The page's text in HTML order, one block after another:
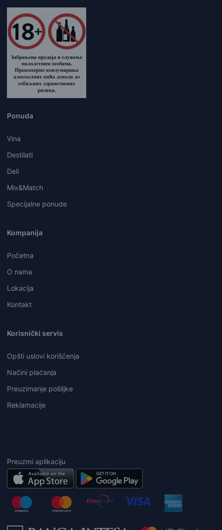
Ponuda
Vina
Destilati
Deli
Mix&Match
Specijalne ponude
Kompanija
Početna
O nama
Lokacija
Kontakt
Korisnički servis
Opšti uslovi korišćenja
Načini plaćanja
Preuzimanje pošiljke
Reklamacije
Preuzmi aplikaciju